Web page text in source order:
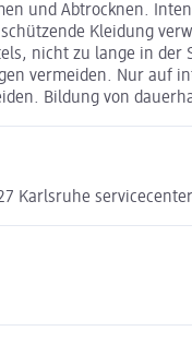
und Abtrocknen.
Kleidung
nicht zu lange in
vermeiden. Nur auf
Bildung von
Karlsruhe